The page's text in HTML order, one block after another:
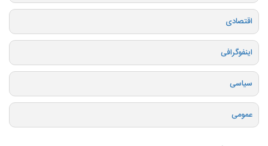
اقتصادی
اینفوگرافی
سیاسی
عمومی